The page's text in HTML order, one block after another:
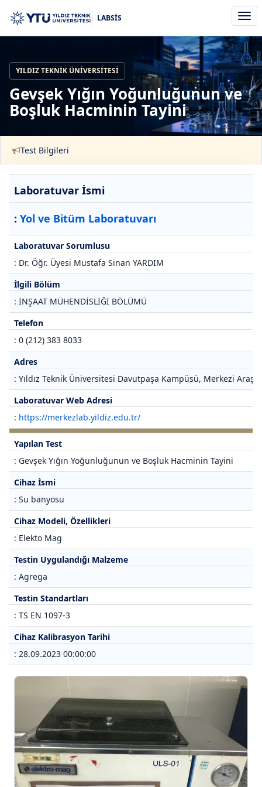
aç/
LABSİS
YILDIZ TEKNIK ÜNIVERSITESI
Gevşek Yığın Yoğunluğunun ve
Boşluk Hacminin Tayini
Test Bilgileri
Laboratuvar İsmi
: Yol ve Bitüm Laboratuvarı
Laboratuvar Sorumlusu
: Dr. Öğr. Üyesi Mustafa Sinan YARDIM
İlgili Bölüm
: İNŞAAT MÜHENDİSLİĞİ BÖLÜMÜ
Telefon
: 0 (212) 383 8033
Adres
: Yıldız Teknik Üniversitesi Davutpaşa Kampüsü, Merkezi
Laboratuvar Web Adresi
: https://merkezlab.yildiz.edu.tr/
Yapılan Test
: Gevşek Yığın Yoğunluğunun ve Boşluk Hacminin Tayini
Cihaz İsmi
: Su banyosu
Cihaz Modeli, Özellikleri
: Elekto Mag
Testin Uygulandığı Malzeme
: Agrega
Testin Standartları
: TS EN 1097-3
Cihaz Kalibrasyon Tarihi
: 28.09.2023 00:00:00